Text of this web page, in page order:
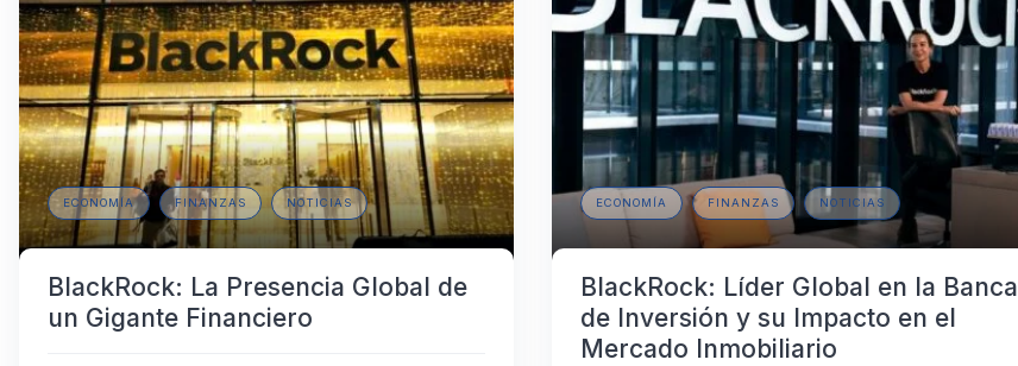
ECONOMÍA FINANZAS NOTICIAS
BlackRock: La Presencia Global de
un Gigante Financiero
ECONOMÍA FINANZAS NOTICIAS
BlackRock: Líder Global en la Banca
de Inversión y su Impacto en el
Mercado Inmobiliario